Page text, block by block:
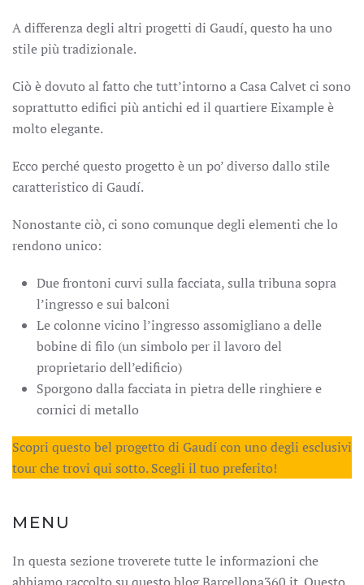
A differenza degli altri progetti di Gaudí, questo ha uno
stile più tradizionale.
Ciò è dovuto al fatto che tutt’intorno a Casa Calvet ci sono
soprattutto edifici più antichi ed il quartiere Eixample è
molto elegante.
Ecco perché questo progetto è un po’ diverso dallo stile
caratteristico di Gaudí.
Nonostante ciò, ci sono comunque degli elementi che lo
rendono unico:
Due frontoni curvi sulla facciata, sulla tribuna sopra
l’ingresso e sui balconi
Le colonne vicino l’ingresso assomigliano a delle
bobine di filo (un simbolo per il lavoro del
proprietario dell’edificio)
Sporgono dalla facciata in pietra delle ringhiere e
cornici di metallo
Scopri questo bel progetto di Gaudí con uno degli esclusivi
tour che trovi qui sotto. Scegli il tuo preferito!
MENU
In questa sezione troverete tutte le informazioni che